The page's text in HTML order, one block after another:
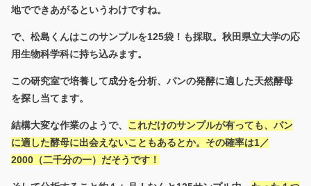
地でできあがるというわけですね。
で、松島くんはこのサンプルを125袋！も採取。秋田県立大学の応
用生物科学科に持ち込みます。
この研究室で培養して成分を分析、パンの発酵に適した天然酵母
を探し当てます。
結構大変な作業のようで、 これだけのサンプルが有っても、パン
に適した酵母に出会えないこともあるとか。その確率は1／
2000（二千分の一）だそうです！